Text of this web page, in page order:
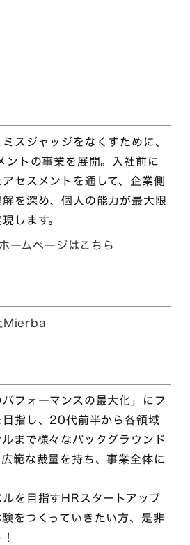
スジャッジをなくすために、
トの事業を展開。入社前に
セスメントを通して、企業側
を深め、個人の能力が最大限
します。
ームページはこちら
Mierba
フォーマンスの最大化」にフ
指し、20代前半から各領域
まで様々なバックグラウンド
範な裁量を持ち、事業全体に
を目指すHRスタートアップ
をつくっていきたい方、是非